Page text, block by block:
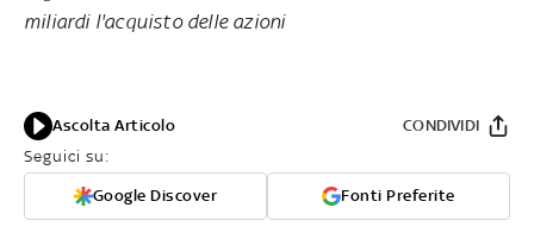
miliardi l'acquisto delle azioni
Ascolta Articolo
Seguici su:
Google Discover Fonti Preferite
CONDIVIDI